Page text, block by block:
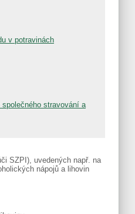
v potravinách
stravování a
SZPI), uvedených např. na
nápojů a lihovin